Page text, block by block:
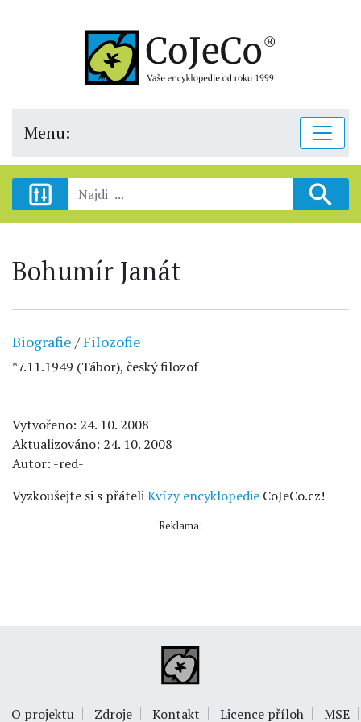
Menu:
Bohumír Janát
Biografie /Filozofie
*7.11.1949 (Tábor), český filozof
Vytvořeno: 24. 10. 2008
Aktualizováno: 24. 10. 2008
Autor: -red-
Vyzkoušejte si s přáteliKvízy encyklopedie CoJeCo.cz!
Reklama:
O projektu Zdroje Kontakt Licence příloh MSE